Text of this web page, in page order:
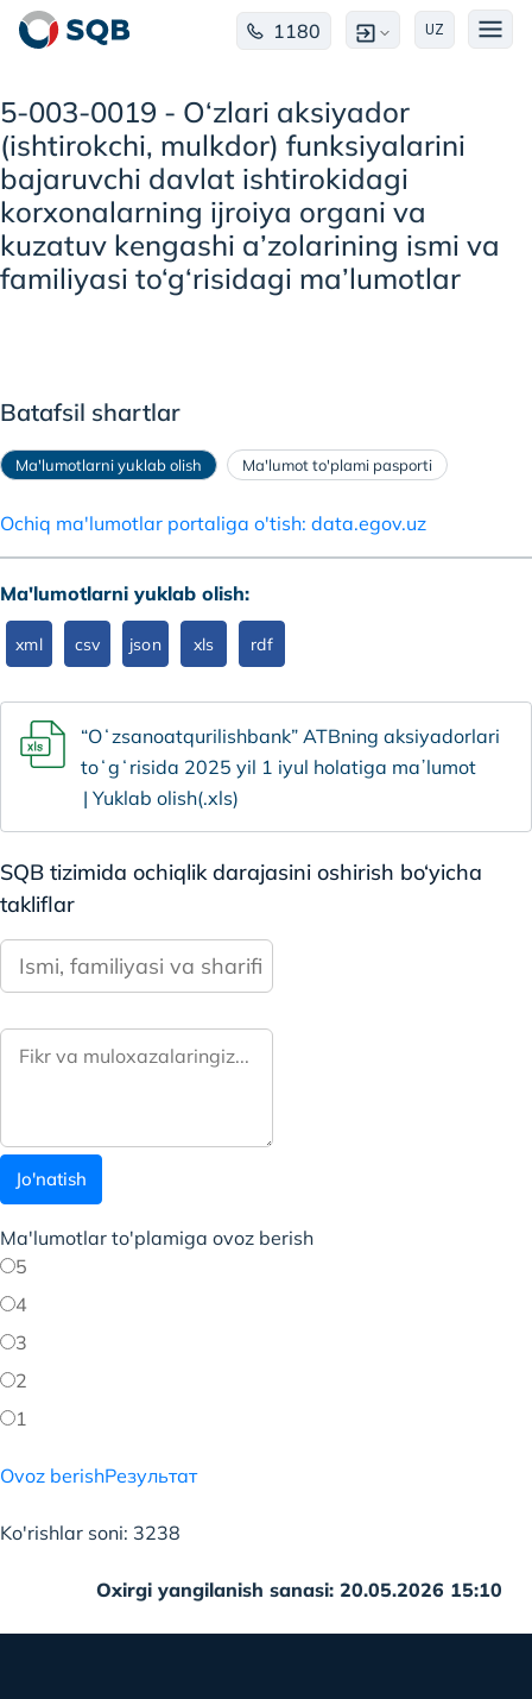
1180 UZ
5-003-0019 - O‘zlari aksiyador
(ishtirokchi, mulkdor) funksiyalarini
bajaruvchi davlat ishtirokidagi
korxonalarning ijroiya organi va
kuzatuv kengashi a’zolarining ismi va
familiyasi to‘g‘risidagi ma’lumotlar
Batafsil shartlar
Ma'lumotlarni yuklab olish Ma'lumot to'plami pasporti
Ochiq ma'lumotlar portaliga o'tish: data.egov.uz
Ma'lumotlarni yuklab olish:
xml csv json xls rdf
“Oʻzsanoatqurilishbank” ATBning aksiyadorlari
toʻgʻrisida 2025 yil 1 iyul holatiga maʼlumot
Yuklab olish(.xls)
SQB tizimida ochiqlik darajasini oshirish bo‘yicha
takliflar
Jo'natish
Ma'lumotlar to'plamiga ovoz berish
5
4
3
2
1
Ovoz berishРезультат
Ko'rishlar soni: 3238
Oxirgi yangilanish sanasi: 20.05.2026 15:10